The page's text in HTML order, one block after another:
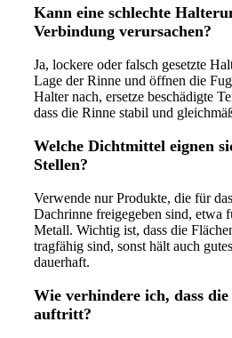
Kann eine schlechte
Verbindung verursachen?
Ja, lockere oder falsch gesetzte
Lage der Rinne und öffnen die
Halter nach, ersetze beschädigte
dass die Rinne stabil und
Welche Dichtmittel eignen
Stellen?
Verwende nur Produkte, die für
Dachrinne freigegeben sind, etwa
Metall. Wichtig ist, dass die
tragfähig sind, sonst hält auch
dauerhaft.
Wie verhindere ich, dass
auftritt?